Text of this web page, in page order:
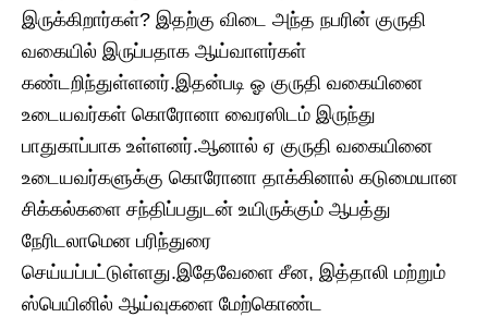
இருக்கிறார்கள்? இதற்கு விடை அந்த நபரின் குருதி
வகையில் இருப்பதாக ஆய்வாளர்கள்
கண்டறிந்துள்ளனர்.இதன்படி ஓ குருதி வகையினை
உடையவர்கள் கொரோனா வைரஸிடம் இருந்து
பாதுகாப்பாக உள்ளனர்.ஆனால் ஏ குருதி வகையினை
உடையவர்களுக்கு கொரோனா தாக்கினால் கடுமையான
சிக்கல்களை சந்திப்பதுடன் உயிருக்கும் ஆபத்து
நேரிடலாமென பரிந்துரை
செய்யப்பட்டுள்ளது.இதேவேளை சீன, இத்தாலி மற்றும்
ஸ்பெயினில் ஆய்வுகளை மேற்கொண்ட